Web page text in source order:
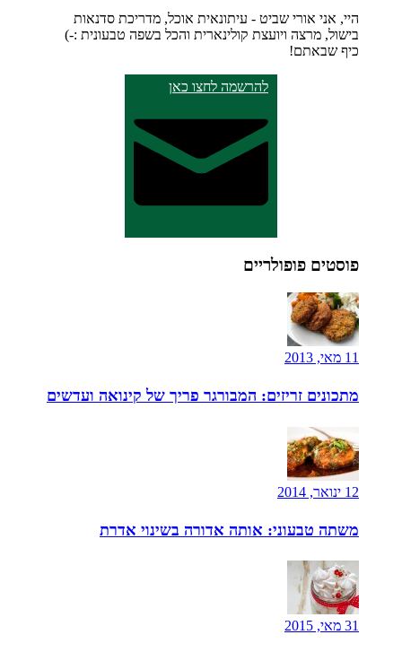
היי, אני אורי שביט - עיתונאית אוכל, מדריכת סדנאות
בישול, מרצה ויועצת קולינארית והכל בשפה טבעונית :-)
כיף שבאתם!
להרשמה לחצו כאן
פוסטים פופולריים
11 מאי, 2013
מתכונים זריזים: המבורגר פריך של קינואה ועדשים
12 ינואר, 2014
משתה טבעוני: אותה אדורה בשינוי אדרת
31 מאי, 2015